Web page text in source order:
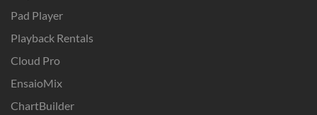
Pad Player
Playback Rentals
Cloud Pro
EnsaioMix
ChartBuilder